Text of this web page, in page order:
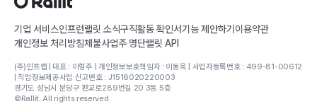
기업 서비스인프런랠릿 소식구직활동 확인서기능 제안하기 이용약관
개인정보 처리방침체불사업주 명단랠릿 API
(주)인프랩 | 대표 : 이형주 | 개인정보보호책임자 : 이동욱 | 사업자등록번호 : 499-81-00612
| 직업정보제공사업 신고번호 : J1516020220003
경기도 성남시 분당구 판교로289번길 20 3동 5층
©Rallit. All rights reserved.